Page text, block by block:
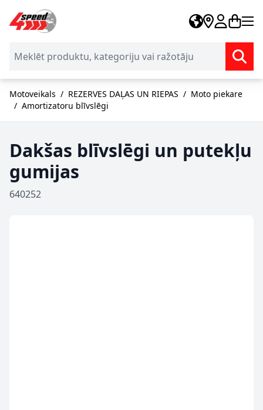
Skip to Content
Motoveikals / REZERVES DAĻAS UN RIEPAS / Moto piekare
/ Amortizatoru blīvslēgi
Dakšas blīvslēgi un putekļu
gumijas
640252